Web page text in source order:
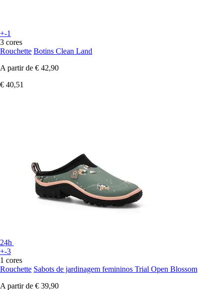
+-1
3 cores
Rouchette Botins Clean Land
A partir de € 42,90
€ 40,51
24h
+-3
1 cores
Rouchette Sabots de jardinagem femininos Trial Open Blossom
A partir de € 39,90